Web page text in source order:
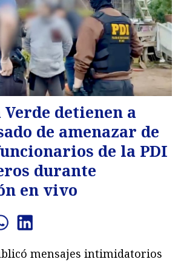
Verde detienen a
de amenazar de
de la PDI
durante
en vivo
mensajes intimidatorios